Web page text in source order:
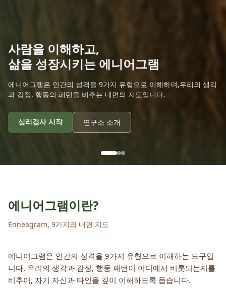
사람을 이해하고,
삶을 성장시키는 에니어그램
에니어그램은 인간의 성격을 9가지 유형으로 이해하며,우리의 생각
과 감정, 행동의 패턴을 비추는 내면의 지도입니다.
심리검사 시작 연구소 소개
에니어그램이란?
Enneagram, 9가지의 내면 지도
에니어그램은 인간의 성격을 9가지 유형으로 이해하는 도구입
니다. 우리의 생각과 감정, 행동 패턴이 어디에서 비롯되는지를
비추어, 자기 자신과 타인을 깊이 이해하도록 돕습니다.